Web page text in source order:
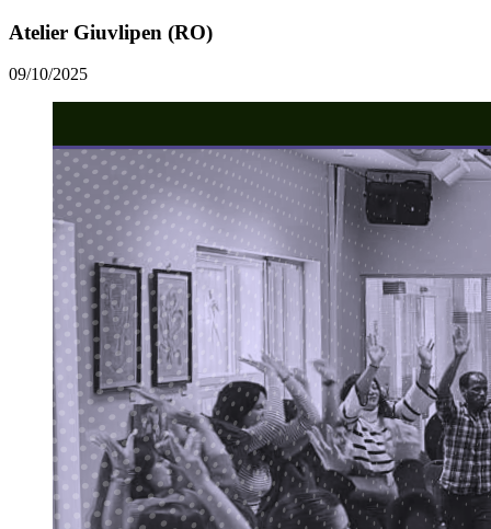
Atelier Giuvlipen (RO)
09/10/2025